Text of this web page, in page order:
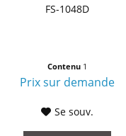
FS-1048D
Contenu 1
Prix sur demande
Se souv.